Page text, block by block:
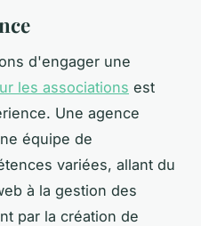
d'engager une
les associations est
Une agence
équipe de
variées, allant du
à la gestion des
par la création de